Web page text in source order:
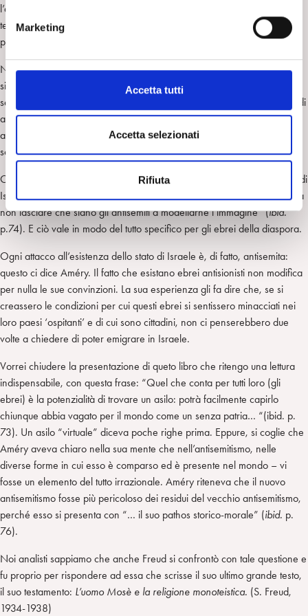
l
c
o
n
s
e
s
o
Marketing
Accetta tutti
Accetta selezionati
Rifiuta
l’antisemitismo, insito nell’anti-israelismo o nell’antisionismo come il
temporale è contenuto nella nuvola, torna ad essere rispettabile” (
ibid.
p.41).
Nel 1976 Améry scrive di nuovo un articolo sull’antisionismo della
sinistra, nelle sue diverse declinazioni, partitiche e no: si può leggere,
seguendo l’articolarsi del suo pensiero, delle sue domande, la volontà di
andare, come dire, al cuore del problema. Non posso che rimandare
alla lettura, attenta e onesta, cioè capace di capire che cosa Améry
scrive e a chi si rivolge.
Ogni ebreo, per Améry, ha un legame di tipo esistenziale con lo Stato di
Israele. Lo Stato di Israele è una comunità che ha insegnato agli ebrei a
non lasciare che siano gli antisemiti a modellarne l’immagine” (ibid.
p.74). E ciò vale in modo del tutto specifico per gli ebrei della diaspora.
Ogni attacco all’esistenza dello stato di Israele è, di fatto, antisemita:
questo ci dice Améry. Il fatto che esistano ebrei antisionisti non modifica
per nulla le sue convinzioni. La sua esperienza gli fa dire che, se si
creassero le condizioni per cui questi ebrei si sentissero minacciati nei
loro paesi ‘ospitanti’ e di cui sono cittadini, non ci penserebbero due
volte a chiedere di poter emigrare in Israele.
Vorrei chiudere la presentazione di queto libro che ritengo una lettura
indispensabile, con questa frase: “Quel che conta per tutti loro (gli
ebrei) è la potenzialità di trovare un asilo: potrà facilmente capirlo
chiunque abbia vagato per il mondo come un senza patria… “(ibid. p.
73). Un asilo “virtuale” diceva poche righe prima. Eppure, si coglie che
Améry aveva chiaro nella sua mente che nell’antisemitismo, nelle
diverse forme in cui esso è comparso ed è presente nel mondo – vi
fosse un elemento del tutto irrazionale. Améry riteneva che il nuovo
antisemitismo fosse più pericoloso dei residui del vecchio antisemitismo,
perché esso si presenta con “… il suo pathos storico-morale” (ibid. p.
76).
Noi analisti sappiamo che anche Freud si confrontò con tale questione e
fu proprio per rispondere ad essa che scrisse il suo ultimo grande testo,
il suo testamento: L’uomo Mosè e la religione monoteistica. (S. Freud,
1934-1938)